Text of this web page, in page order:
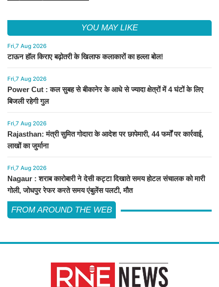
YOU MAY LIKE
Fri,7 Aug 2026
टाऊन हॉल किराए बढ़ोतरी के खिलाफ कलाकारों का हल्ला बोल!
Fri,7 Aug 2026
Power Cut : कल सुबह से बीकानेर के आधे से ज्यादा क्षेत्रों में 4 घंटों के लिए
बिजली रहेगी गुल
Fri,7 Aug 2026
Rajasthan: मंत्री सुमित गोदारा के आदेश पर छापेमारी, 44 फर्मों पर कार्रवाई,
लाखों का जुर्माना
Fri,7 Aug 2026
Nagaur : शराब कारोबारी ने देसी कट्टा दिखाते समय होटल संचालक को मारी
गोली, जोधपुर रेफर करते समय एंबुलेंस पलटी, मौत
FROM AROUND THE WEB